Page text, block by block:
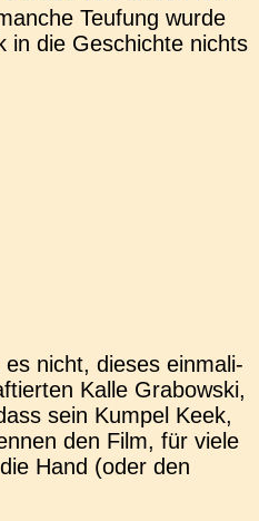
Teu­fung wurde
in die Geschich­te nichts
es nicht, dieses ein­ma­li­
Kalle Gra­bow­ski,
sein Kumpel Keek,
den Film, für viele
Hand (oder den